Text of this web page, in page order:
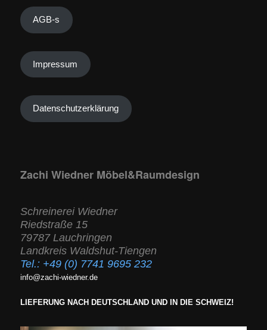
AGB-s
Impressum
Datenschutzerklärung
Zachi Wiedner Möbel&Raumdesign
Schreinerei Wiedner
Riedstraße 15
79787 Lauchringen
Landkreis Waldshut-Tiengen
Tel.: +49 (0) 7741 9695 232
info@zachi-wiedner.de
LIEFERUNG NACH DEUTSCHLAND UND IN DIE SCHWEIZ!